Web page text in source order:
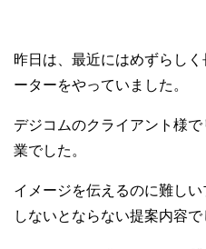
昨日は、最近にはめずらし
ーターをやっていました。
デジコムのクライアント様
業でした。
イメージを伝えるのに難し
しないとならない提案内容で